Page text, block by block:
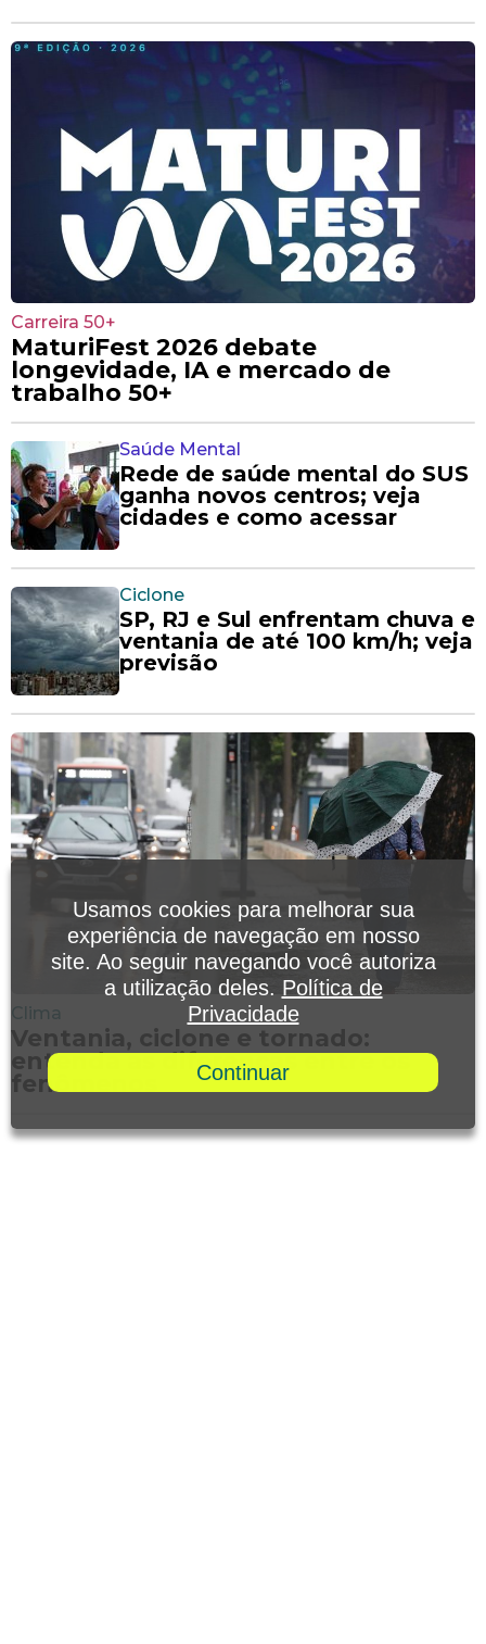
Carreira 50+
MaturiFest 2026 debate
longevidade, IA e mercado de
trabalho 50+
Saúde Mental
Rede de saúde mental do SUS
ganha novos centros; veja
cidades e como acessar
Ciclone
SP, RJ e Sul enfrentam chuva e
ventania de até 100 km/h; veja
previsão
Clima
Ventania, ciclone e tornado:
entenda as diferenças entre os
fenômenos
Usamos cookies para melhorar sua
experiência de navegação em nosso
site. Ao seguir navegando você autoriza
a utilização deles. Política de
Privacidade
Continuar